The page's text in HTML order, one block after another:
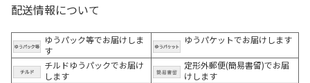
配送情報について
ゆうパック等でお届けしま
す
ゆうパケットでお届けします
チルドゆうパックでお届け
します
定形外郵便(簡易書留)でお届
けします